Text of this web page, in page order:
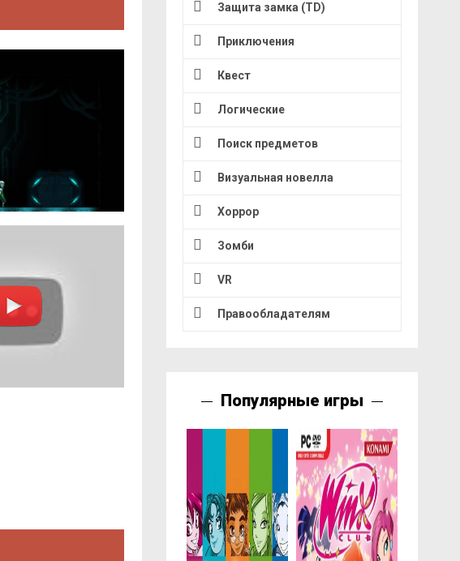
Защита замка (TD)
Приключения
Квест
Логические
Поиск предметов
Визуальная новелла
Хоррор
Зомби
VR
Правообладателям
Популярные игры